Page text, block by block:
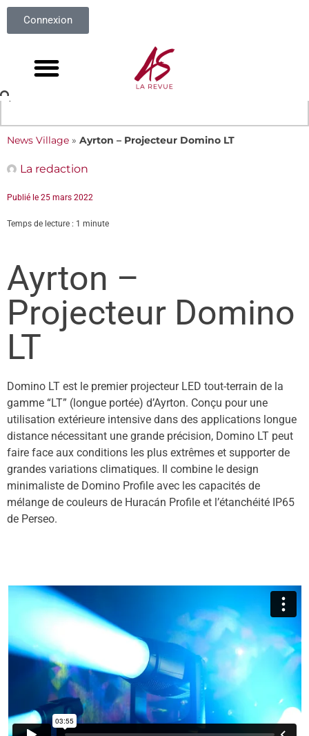
Connexion
News Village » Ayrton – Projecteur Domino LT
La redaction
Publié le 25 mars 2022
Temps de lecture : 1 minute
Ayrton –
Projecteur Domino
LT
Domino LT est le premier projecteur LED tout-terrain de la
gamme “LT” (longue portée) d’Ayrton. Conçu pour une
utilisation extérieure intensive dans des applications longue
distance nécessitant une grande précision, Domino LT peut
faire face aux conditions les plus extrêmes et supporter de
grandes variations climatiques. Il combine le design
minimaliste de Domino Profile avec les capacités de
mélange de couleurs de Huracán Profile et l’étanchéité IP65
de Perseo.